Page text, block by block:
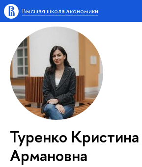
Высшая школа экономики
Туренко Кристина
Армановна